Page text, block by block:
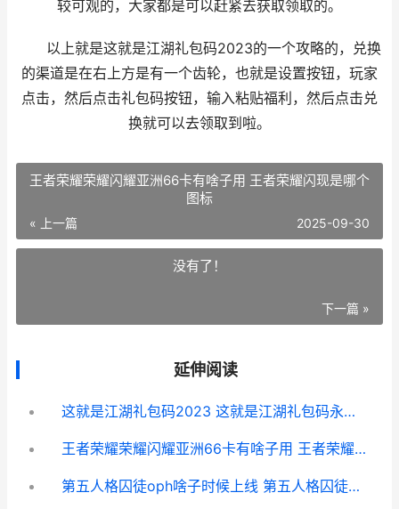
较可观的，大家都是可以赶紧去获取领取的。
以上就是这就是江湖礼包码2023的一个攻略的，兑换
的渠道是在右上方是有一个齿轮，也就是设置按钮，玩家
点击，然后点击礼包码按钮，输入粘贴福利，然后点击兑
换就可以去领取到啦。
王者荣耀荣耀闪耀亚洲66卡有啥子用 王者荣耀闪现是哪个
图标
« 上一篇 2025-09-30
没有了！
下一篇 »
延伸阅读
这就是江湖礼包码2023 这就是江湖礼包码永久兑换码
王者荣耀荣耀闪耀亚洲66卡有啥子用 王者荣耀闪现是哪个图标
第五人格囚徒oph啥子时候上线 第五人格囚徒oph什么时候上线